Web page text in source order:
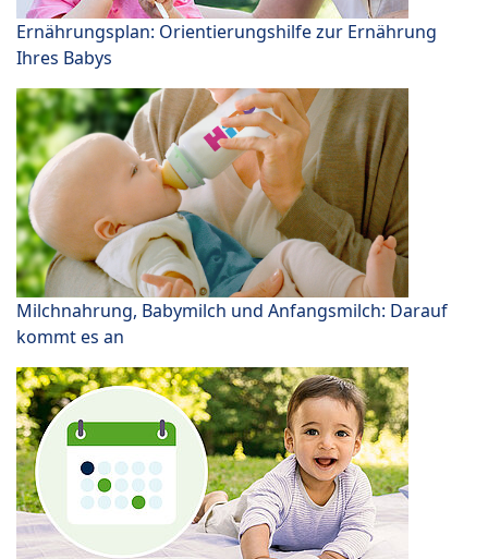
Ernährungsplan: Orientierungshilfe zur Ernährung
Ihres Babys
Milchnahrung, Babymilch und Anfangsmilch: Darauf
kommt es an